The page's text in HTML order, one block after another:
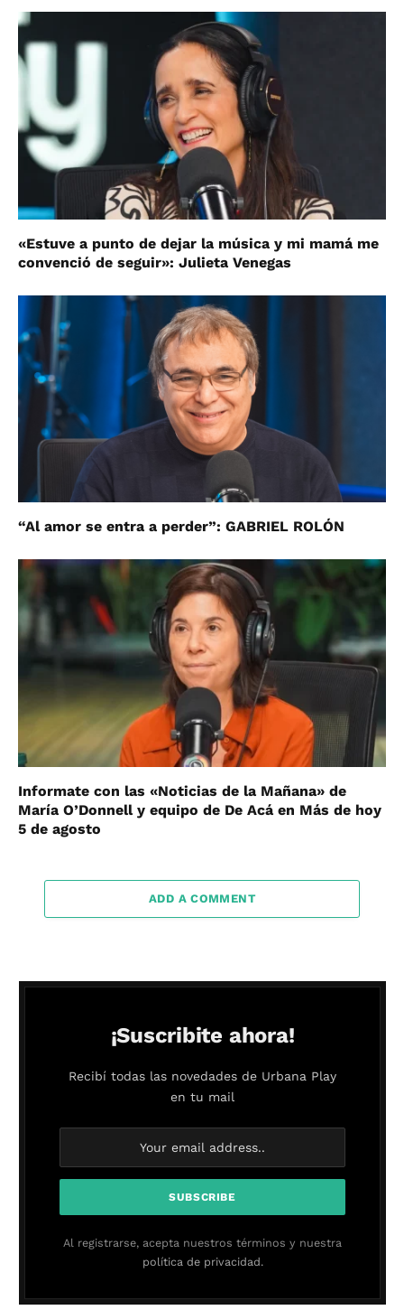
«Estuve a punto de dejar la música y mi mamá me
convenció de seguir»: Julieta Venegas
“Al amor se entra a perder”: GABRIEL ROLÓN
Informate con las «Noticias de la Mañana» de
María O’Donnell y equipo de De Acá en Más de hoy
5 de agosto
ADD A COMMENT
¡Suscribite ahora!
Recibí todas las novedades de Urbana Play
en tu mail
Al registrarse, acepta nuestros términos y nuestra
política de privacidad.